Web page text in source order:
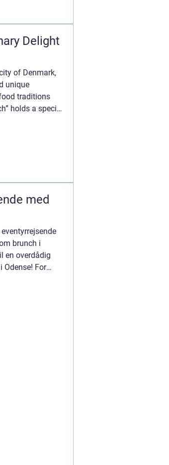
Delight
of Denmark,
unique
traditions
holds a special
med
brunch i
en overdådig
Odense! For